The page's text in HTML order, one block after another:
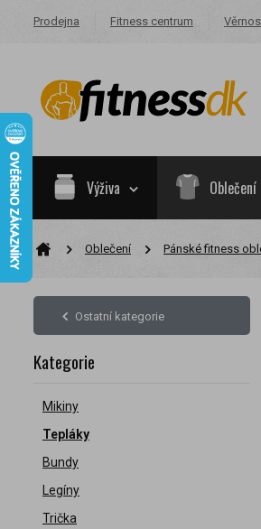
Prodejna Fitness centrum
Výživa Oblečení
Oblečení Pánské fitness
Ostatní kategorie
Kategorie
Mikiny
Tepláky
Bundy
Legíny
Trička